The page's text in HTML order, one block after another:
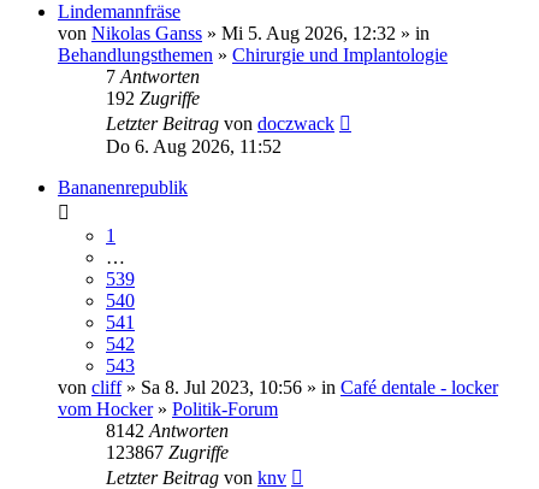
Lindemannfräse
von Nikolas Ganss » Mi 5. Aug 2026, 12:32 » in
Behandlungsthemen » Chirurgie und Implantologie
7 Antworten
192 Zugriffe
Letzter Beitrag von doczwack
Do 6. Aug 2026, 11:52
Bananenrepublik
1
…
539
540
541
542
543
von cliff» Sa 8. Jul 2023, 10:56 » in Café dentale - locker
vom Hocker» Politik-Forum
8142 Antworten
123867 Zugriffe
Letzter Beitrag von knv